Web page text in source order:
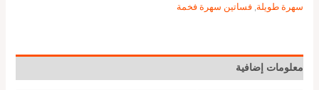
سهرة طويلة فساتين سهرة فخمة
معلومات إضافية